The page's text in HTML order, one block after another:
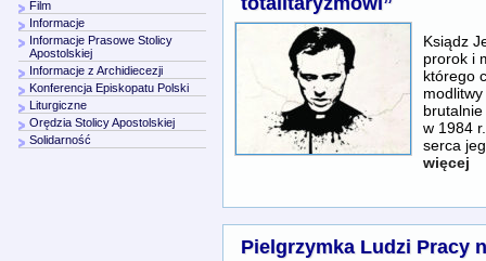
Ksiądz
prorok i
którego
w 1984
serca
więcej
Pielgrzymka Ludzi Pracy
Film
Informacje
Informacje Prasowe Stolicy
Apostolskiej
Informacje z Archidiecezji
Konferencja Episkopatu Polski
Liturgiczne
Orędzia Stolicy Apostolskiej
Solidarność